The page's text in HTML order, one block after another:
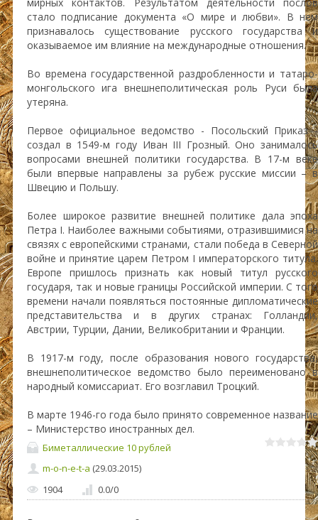
стало подписание документа «О мире и любви». В нем
признавалось существование русского государства и
оказываемое им влияние на международные отношения.
Во времена государственной раздробленности и татаро-
монгольского ига внешнеполитическая роль Руси была
утеряна.
Первое официальное ведомство - Посольский Приказ -
создал в 1549-м году Иван III Грозный. Оно занималось
вопросами внешней политики государства. В 17-м веке
были впервые направлены за рубеж русские миссии – в
Швецию и Польшу.
Более широкое развитие внешней политике дала эпоха
Петра I. Наиболее важными событиями, отразившимися на
связях с европейскими странами, стали победа в Северной
войне и принятие царем Петром I императорского титула.
Европе пришлось признать как новый титул русского
государя, так и новые границы Российской империи. С того
времени начали появляться постоянные дипломатические
представительства и в других странах: Голландии,
Австрии, Турции, Дании, Великобритании и Франции.
В 1917-м году, после образования нового государства,
внешнеполитическое ведомство было переименовано в
народный комиссариат. Его возглавил Троцкий.
В марте 1946-го года было принято современное название
– Министерство иностранных дел.
Биметаллические 10 рублей
m-o-n-e-t-a (29.03.2015)
1904
0.0/0